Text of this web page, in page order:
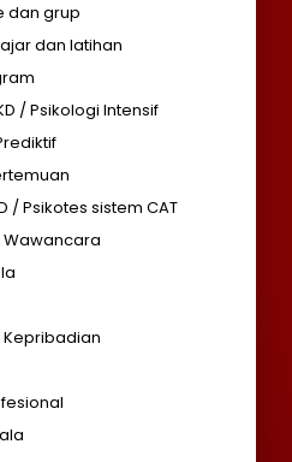
dan grup
dan latihan
/ Psikologi Intensif
/ Psikotes sistem CAT
Wawancara